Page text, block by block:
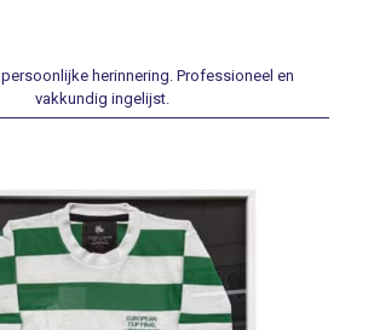
herinnering. Professioneel en
vakkundig ingelijst.